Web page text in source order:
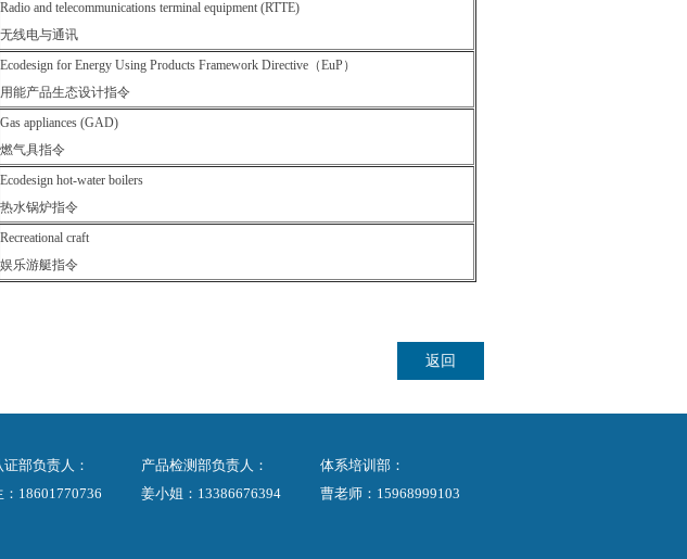
Radio and telecommunications terminal equipment (RTTE)
无线电与通讯
Ecodesign for Energy Using Products Framework Directive（EuP）
用能产品生态设计指令
Gas appliances (GAD)
燃气具指令
Ecodesign hot-water boilers
热水锅炉指令
Recreational craft
娱乐游艇指令
返回
证部负责人：
：18601770736
产品检测部负责人：
姜小姐：13386676394
体系培训部：
曹老师：15968999103